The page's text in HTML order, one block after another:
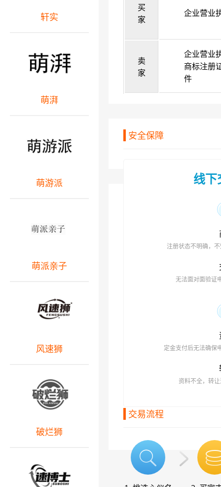
买
家
企业营业
卖
家
企业营业
商标注册
件
安全保障
线下
注册状态不明确，
无法面对面验证
定金支付后无法确保
资料不全，转
交易流程
轩实
萌湃
萌游派
萌派亲子
风速狮
破烂狮